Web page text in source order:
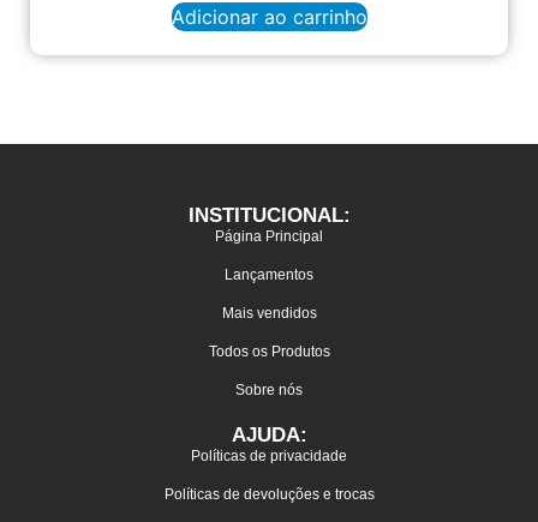
Adicionar ao carrinho
INSTITUCIONAL:
Página Principal
Lançamentos
Mais vendidos
Todos os Produtos
Sobre nós
AJUDA:
Políticas de privacidade
Políticas de devoluções e trocas